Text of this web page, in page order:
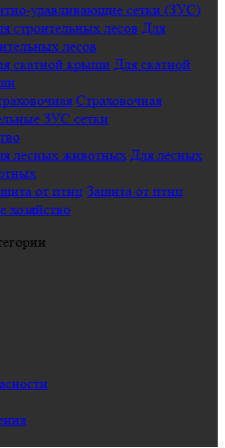
улавливающие сетки (ЗУС)
Для
лесов
Для скатной
Страховочная
Для лесных
Защита от птиц